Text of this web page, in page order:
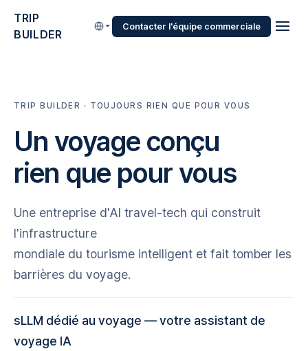
TRIP
BUILDER
Contacter l'équipe commerciale
TRIP BUILDER · TOUJOURS RIEN QUE POUR VOUS
Un voyage conçu
rien que pour vous
Une entreprise d'AI travel-tech qui construit
l'infrastructure
mondiale du tourisme intelligent et fait tomber les
barrières du voyage.
sLLM dédié au voyage — votre assistant de
voyage IA